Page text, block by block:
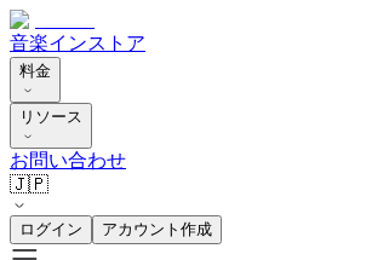
音楽インストア
料金
リソース
お問い合わせ
🇯🇵
ログイン アカウント作成